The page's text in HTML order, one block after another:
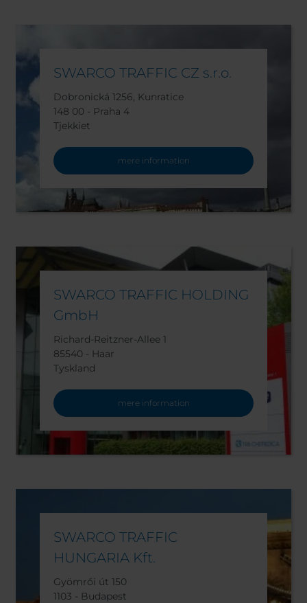
SWARCO TRAFFIC CZ s.r.o.
Dobronická 1256, Kunratice
148 00 - Praha 4
Tjekkiet
mere information
SWARCO TRAFFIC HOLDING
GmbH
Richard-Reitzner-Allee 1
85540 - Haar
Tyskland
mere information
SWARCO TRAFFIC
HUNGARIA Kft.
Gyömrői út 150
1103 - Budapest